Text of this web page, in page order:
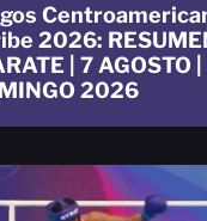
2026:
| 7 AGOSTO
2026